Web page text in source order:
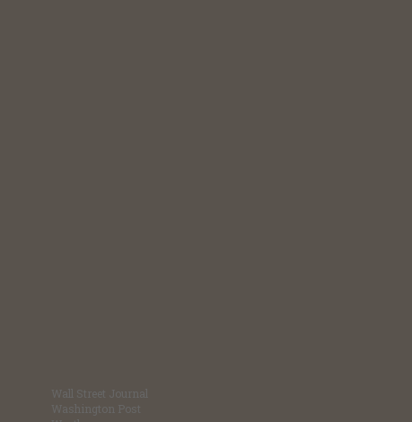
Wall Street Journal
Washington Post